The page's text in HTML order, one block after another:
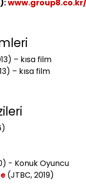
– kısa film
– kısa film
- Konuk Oyuncu
(JTBC, 2019)